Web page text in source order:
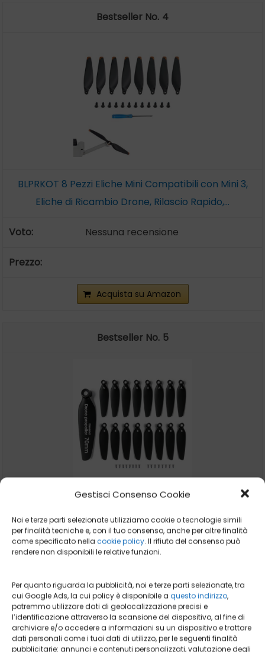
Gestisci Consenso Cookie
Noi e terze parti selezionate utilizziamo cookie o tecnologie simili
per finalità tecniche e, con il tuo consenso, anche per altre finalità
come specificato nella cookie policy. Il rifiuto del consenso può
rendere non disponibili le relative funzioni.
Per quanto riguarda la pubblicità, noi e terze parti selezionate, tra
cui Google Ads, la cui policy è disponibile a questo indirizzo,
potremmo utilizzare dati di geolocalizzazione precisi e
l’identificazione attraverso la scansione del dispositivo, al fine di
archiviare e/o accedere a informazioni su un dispositivo e trattare
dati personali come i tuoi dati di utilizzo, per le seguenti finalità
pubblicitarie: annunci e contenuti personalizzati, valutazione degli
4
BLPRKOT 8 Pezzi Eliche Mini Compatibili con Mini 3,
Eliche di Ricambio Drone, Rilascio Rapido,...
Nessuna recensione
Acquista su Amazon
5
Ricambio Pieghevoli a Sgancio Rapido a Basso...
Nessuna recensione
Acquista su Amazon